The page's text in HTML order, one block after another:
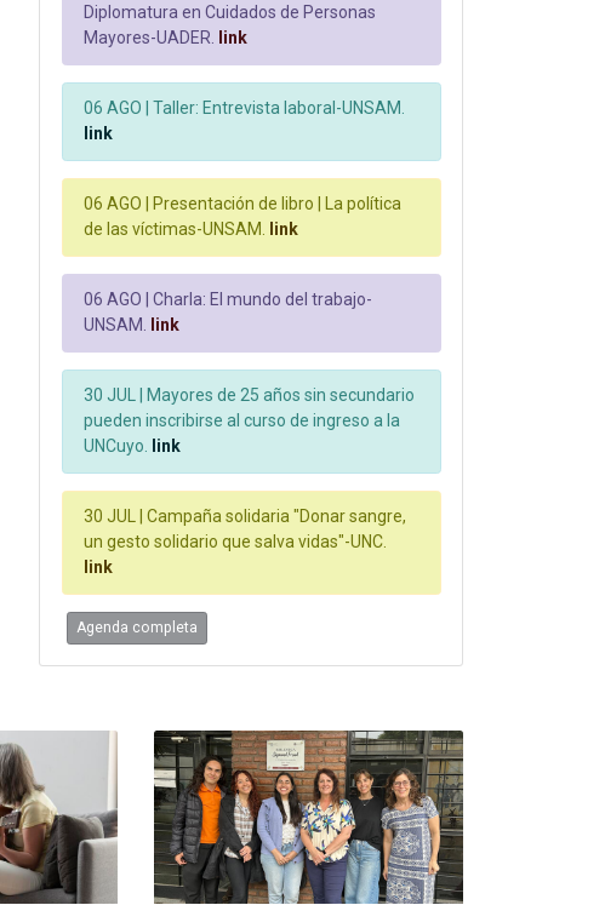
Diplomatura en Cuidados de Personas
Mayores-UADER.
link
06 AGO |
Taller: Entrevista laboral-UNSAM.
link
06 AGO |
Presentación de libro | La política
de las víctimas-UNSAM.
link
06 AGO |
Charla: El mundo del trabajo-
UNSAM.
link
30 JUL |
Mayores de 25 años sin secundario
pueden inscribirse al curso de ingreso a la
UNCuyo.
link
30 JUL |
Campaña solidaria "Donar sangre,
un gesto solidario que salva vidas"-UNC.
link
Agenda completa